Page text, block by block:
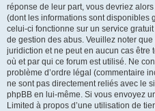
réponse de leur part, vous devriez
(dont les informations sont disponibles
celui-ci fonctionne sur un service
de gestion des abus. Veuillez noter
juridiction et ne peut en aucun cas être
où et par qui ce forum est utilisé. Ne
problème d’ordre légal (commentaire
ne sont pas directement reliés avec le
phpBB en lui-même. Si vous envoyez
Limited à propos d’une utilisation de